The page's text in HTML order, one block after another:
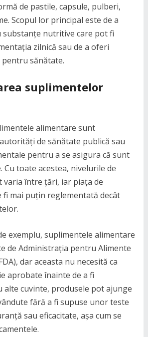
de pastile, capsule, pulberi,
Scopul lor principal este de a
substanțe nutritive care pot fi
zilnică sau de a oferi
pentru sănătate.
suplimentelor
alimentare sunt
de sănătate publică sau
pentru a se asigura că sunt
Cu toate acestea, nivelurile de
varia între țări, iar piața de
mai puțin reglementată decât
exemplu, suplimentele alimentare
de Administrația pentru Alimente
dar aceasta nu necesită ca
aprobate înainte de a fi
alte cuvinte, produsele pot ajunge
fără a fi supuse unor teste
sau eficacitate, așa cum se